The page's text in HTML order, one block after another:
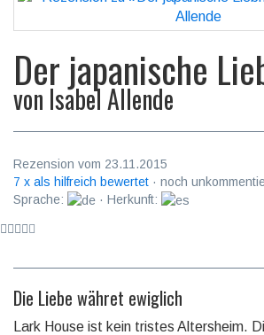
Der japanische
von Isabel Allende
Rezension vom 23.11.2015
7 x als hilfreich bewertet · noch
Sprache:
· Herkunft:
Die Liebe währet ewiglich
Lark House ist kein tris­tes Al­ters­heim.